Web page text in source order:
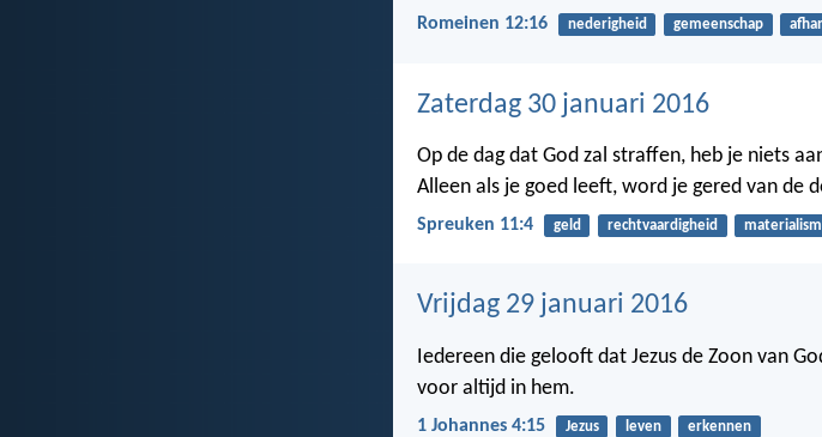
Romeinen 12:16 nederigheid gemeenschap
Zaterdag 30 januari 2016
Op de dag dat God zal straffen, heb je niets
Alleen als je goed leeft, word je gered van de
Spreuken 11:4 geld rechtvaardigheid
Vrijdag 29 januari 2016
Iedereen die gelooft dat Jezus de Zoon van
voor altijd in hem.
1 Johannes 4:15 Jezus leven erkennen